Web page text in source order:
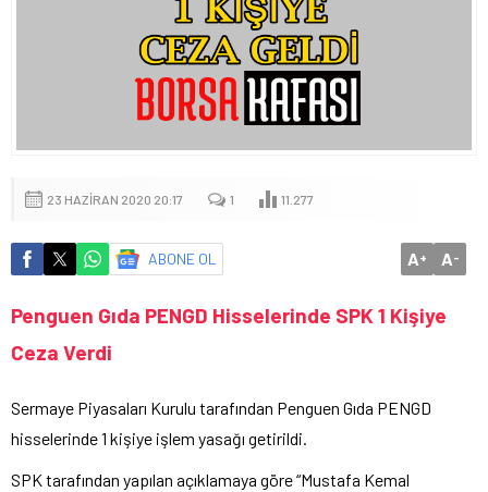
23 HAZIRAN 2020 20:17 1 11.277
ABONE OL A+ A-
Penguen Gıda PENGD Hisselerinde SPK 1 Kişiye
Ceza Verdi
Sermaye Piyasaları Kurulu tarafından Penguen Gıda PENGD
hisselerinde 1 kişiye işlem yasağı getirildi.
SPK tarafından yapılan açıklamaya göre “Mustafa Kemal